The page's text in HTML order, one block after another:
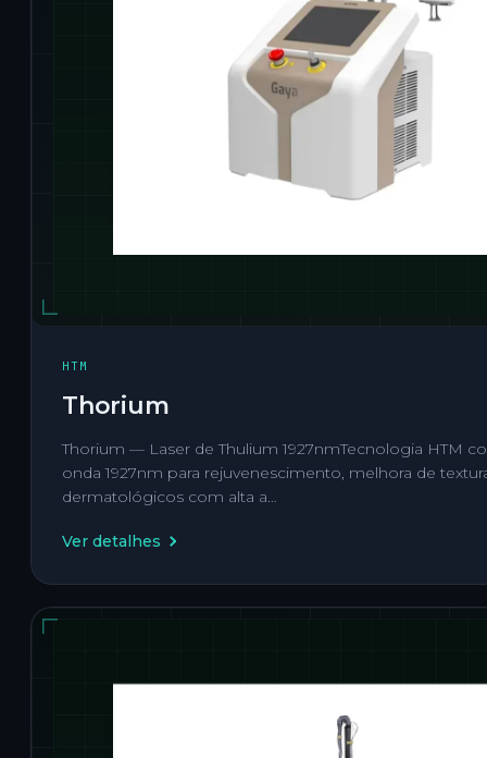
HTM
Thorium
Thorium — Laser de Thulium 1927nmTecnologia HTM
onda 1927nm para rejuvenescimento, melhora de
dermatológicos com alta a…
Ver detalhes